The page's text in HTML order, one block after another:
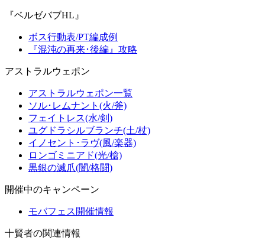
『ベルゼバブHL』
ボス行動表/PT編成例
『混沌の再来･後編』攻略
アストラルウェポン
アストラルウェポン一覧
ソル･レムナント(火/斧)
フェイトレス(水/剣)
ユグドラシルブランチ(土/杖)
イノセント･ラヴ(風/楽器)
ロンゴミニアド(光/槍)
黒銀の滅爪(闇/格闘)
開催中のキャンペーン
モバフェス開催情報
十賢者の関連情報